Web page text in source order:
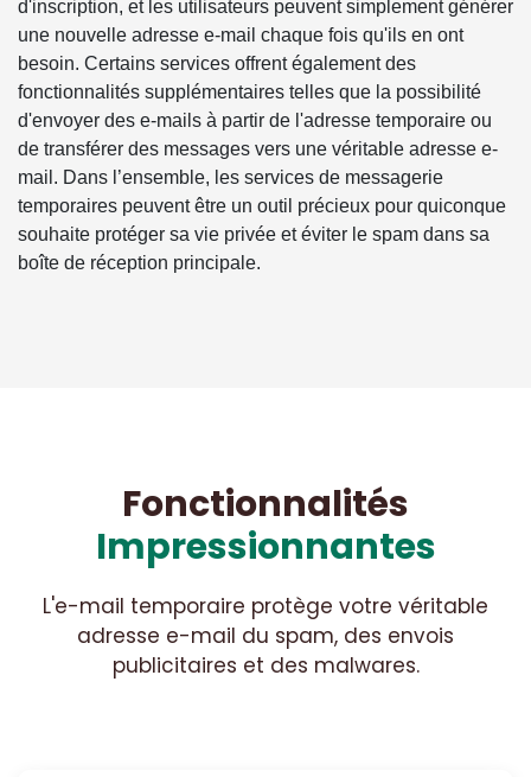
d'inscription, et les utilisateurs peuvent simplement générer
une nouvelle adresse e-mail chaque fois qu'ils en ont
besoin. Certains services offrent également des
fonctionnalités supplémentaires telles que la possibilité
d'envoyer des e-mails à partir de l'adresse temporaire ou
de transférer des messages vers une véritable adresse e-
mail. Dans l’ensemble, les services de messagerie
temporaires peuvent être un outil précieux pour quiconque
souhaite protéger sa vie privée et éviter le spam dans sa
boîte de réception principale.
Fonctionnalités
Impressionnantes
L'e-mail temporaire protège votre véritable
adresse e-mail du spam, des envois
publicitaires et des malwares.